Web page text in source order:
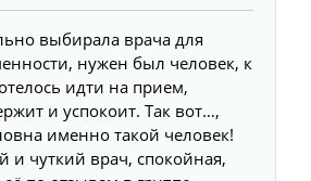
выбирала врача для
нужен был человек, к
идти на прием,
и успокоит. Так вот…,
именно такой человек!
и чуткий врач, спокойная,